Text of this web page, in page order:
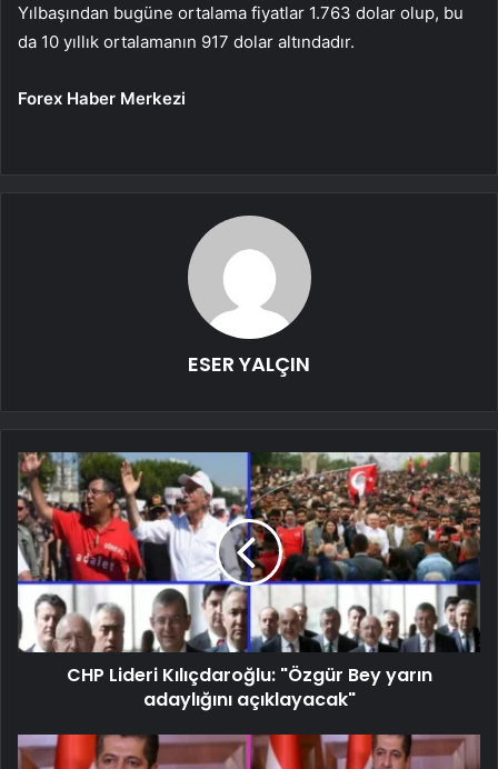
Yılbaşından bugüne ortalama fiyatlar 1.763 dolar olup, bu
da 10 yıllık ortalamanın 917 dolar altındadır.
Forex Haber Merkezi
ESER YALÇIN
CHP Lideri Kılıçdaroğlu: "Özgür Bey yarın
adaylığını açıklayacak"